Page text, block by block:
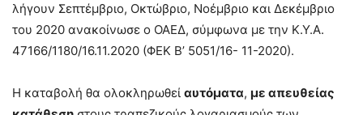
λήγουν Σεπτέμβριο, Οκτώβριο, Νοέμβριο και Δεκέμβριο
του 2020 ανακοίνωσε ο ΟΑΕΔ, σύμφωνα με την Κ.Υ.Α.
47166/1180/16.11.2020 (ΦΕΚ Β’ 5051/16- 11-2020).
Η καταβολή θα ολοκληρωθεί αυτόματα, με απευθείας